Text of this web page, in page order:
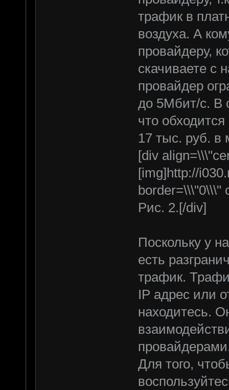
трафик в
воздуха. А
провайдеру,
скачиваете с
провайдер
до 5Мбит/с. В
что
17 тыс. руб. в
[div
[img]http://
border=\\\"0\\\"
Рис. 2.[/div]
Поскольку у
есть
трафик.
IP адрес или
находитесь.
Для того,